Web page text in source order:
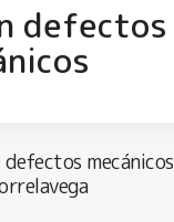
defectos
mecánicos